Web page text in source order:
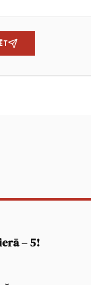
– 5!